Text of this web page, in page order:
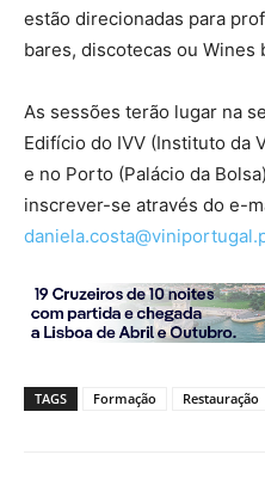
estão direcionadas para
bares, discotecas ou Wines
As sessões terão lugar na
Edifício do IVV (Instituto da
e no Porto (Palácio da
inscrever-se através do e-
TAGS Formação Restauração